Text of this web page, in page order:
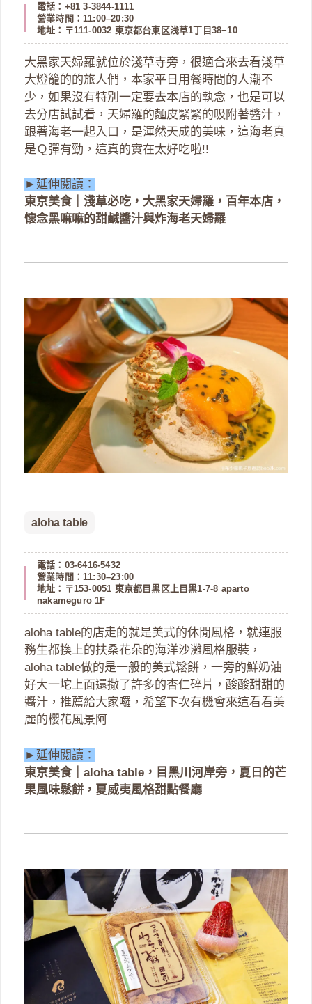
電話：+81 3-3844-1111
營業時間：11:00–20:30
地址：〒111-0032 東京都台東区浅草1丁目38−10
大黑家天婦羅就位於淺草寺旁，很適合來去看淺草
大燈籠的的旅人們，本家平日用餐時間的人潮不
少，如果沒有特別一定要去本店的執念，也是可以
去分店試試看，天婦羅的麵皮緊緊的吸附著醬汁，
跟著海老一起入口，是渾然天成的美味，這海老真
是Ｑ彈有勁，這真的實在太好吃啦!!
►延伸閱讀：
東京美食｜淺草必吃，大黑家天婦羅，百年本店，
懷念黑嘛嘛的甜鹹醬汁與炸海老天婦羅
aloha table
電話：03-6416-5432
營業時間：11:30–23:00
地址：〒153-0051 東京都目黒区上目黒1-7-8 aparto
nakameguro 1F
aloha table的店走的就是美式的休閒風格，就連服
務生都換上的扶桑花朵的海洋沙灘風格服裝，
aloha table做的是一般的美式鬆餅，一旁的鮮奶油
好大一坨上面還撒了許多的杏仁碎片，酸酸甜甜的
醬汁，推薦給大家囉，希望下次有機會來這看看美
麗的櫻花風景阿
►延伸閱讀：
東京美食｜aloha table，目黑川河岸旁，夏日的芒
果風味鬆餅，夏威夷風格甜點餐廳